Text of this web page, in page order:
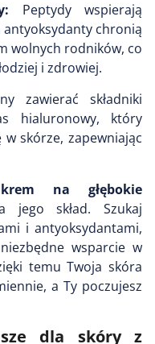
Peptydy wspierają
chronią
wolnych rodników, co
i zdrowiej.
zawierać składniki
hialuronowy, który
skórze, zapewniając
krem na głębokie
skład. Szukaj
i antyoksydantami,
wsparcie w
temu Twoja skóra
a Ty poczujesz
dla skóry z